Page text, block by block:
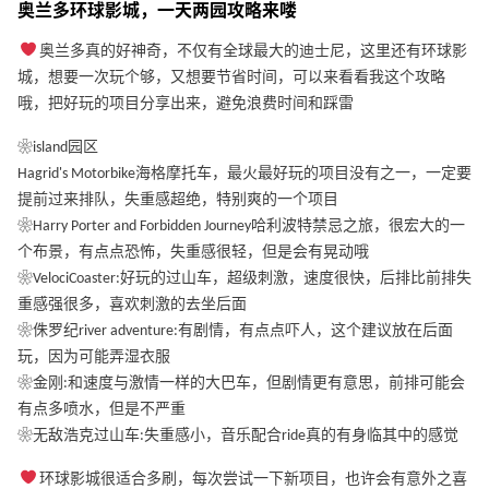
奥兰多环球影城，一天两园攻略来喽
奥兰多真的好神奇，不仅有全球最大的迪士尼，这里还有环球影
城，想要一次玩个够，又想要节省时间，可以来看看我这个攻略
哦，把好玩的项目分享出来，避免浪费时间和踩雷
❀island园区
Hagrid's Motorbike海格摩托车，最火最好玩的项目没有之一，一定要
提前过来排队，失重感超绝，特别爽的一个项目
❀Harry Porter and Forbidden Journey哈利波特禁忌之旅，很宏大的一
个布景，有点点恐怖，失重感很轻，但是会有晃动哦
❀VelociCoaster:好玩的过山车，超级刺激，速度很快，后排比前排失
重感强很多，喜欢刺激的去坐后面
❀侏罗纪river adventure:有剧情，有点点吓人，这个建议放在后面
玩，因为可能弄湿衣服
❀金刚:和速度与激情一样的大巴车，但剧情更有意思，前排可能会
有点多喷水，但是不严重
❀无敌浩克过山车:失重感小，音乐配合ride真的有身临其中的感觉
环球影城很适合多刷，每次尝试一下新项目，也许会有意外之喜